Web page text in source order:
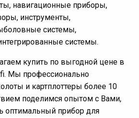
навигационные приборы,
инструменты,
системы,
системы.
купить по выгодной цене в
Мы профессионально
и картплоттеры более 10
поделимся опытом с Вами,
оптимальный прибор для